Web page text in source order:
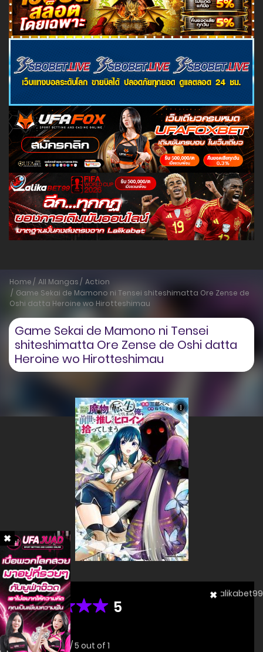
Home All Mangas
Action
Game Sekai de Mamono ni Tensei shiteshimatta Ore Zense de
Oshi datta Heroine wo Hirotteshimau
Game Sekai de Mamono ni Tensei
shiteshimatta Ore Zense de Oshi datta
Heroine wo Hirotteshimau
5
Rating
Average5/5 out of 1